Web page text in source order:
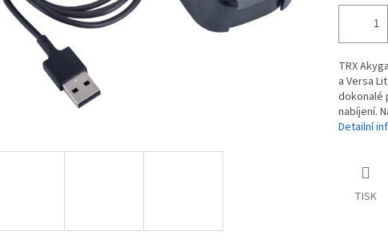
TRX
a Versa
dokonalé
nabíjení.
Detailní
TISK